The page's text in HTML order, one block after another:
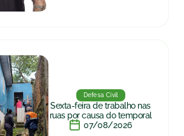
Defesa Civil
Sexta-feira de trabalho nas
ruas por causa do temporal
07/08/2026